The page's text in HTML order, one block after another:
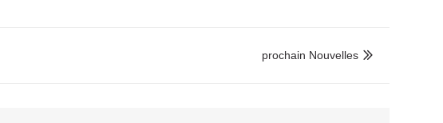

prochain Nouvelles